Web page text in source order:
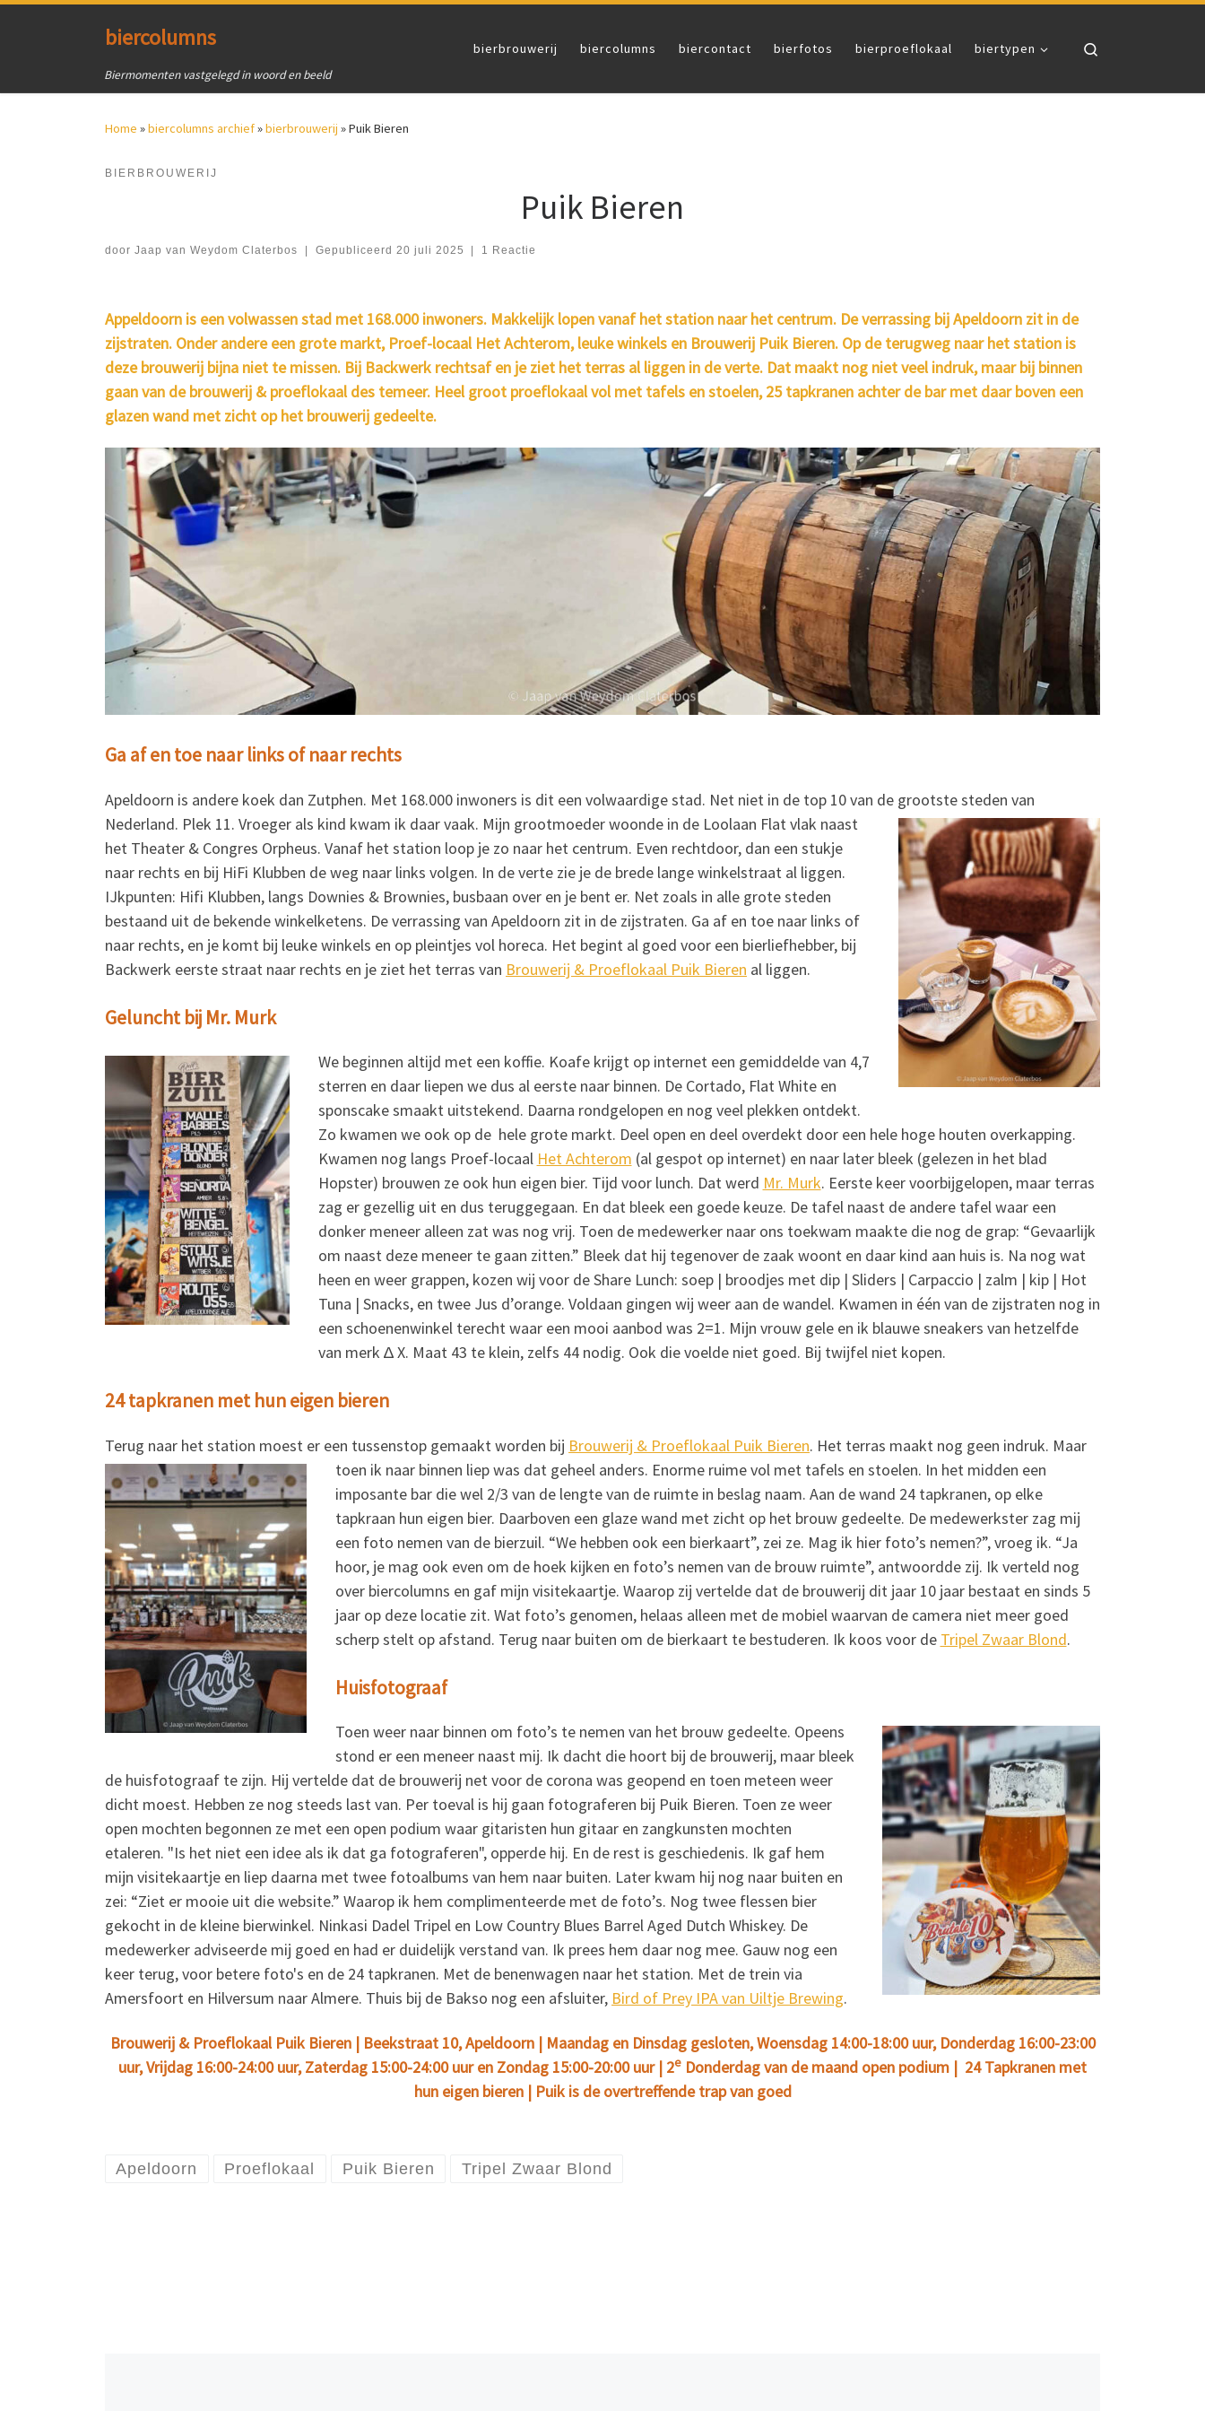
biercolumns
Biermomenten vastgelegd in woord en beeld
bierbrouwerij biercolumns biercontact bierfotos bierproeflokaal biertypen
Home »biercolumns archief»bierbrouwerij »Puik Bieren
BIERBROUWERIJ
Puik Bieren
door Jaap van Weydom Claterbos Gepubliceerd 20 juli 2025 1 Reactie
Appeldoorn is een volwassen stad met 168.000 inwoners. Makkelijk lopen vanaf het station naar het centrum. De verrassing bij Apeldoorn zit in de
zijstraten. Onder andere een grote markt, Proef-locaal Het Achterom, leuke winkels en Brouwerij Puik Bieren. Op de terugweg naar het station is
deze brouwerij bijna niet te missen. Bij Backwerk rechtsaf en je ziet het terras al liggen in de verte. Dat maakt nog niet veel indruk, maar bij binnen
gaan van de brouwerij & proeflokaal des temeer. Heel groot proeflokaal vol met tafels en stoelen, 25 tapkranen achter de bar met daar boven een
glazen wand met zicht op het brouwerij gedeelte.
Ga af en toe naar links of naar rechts
Apeldoorn is andere koek dan Zutphen. Met 168.000 inwoners is dit een volwaardige stad. Net niet in de top 10 van de grootste steden van
Nederland. Plek 11. Vroeger als kind kwam ik daar vaak. Mijn grootmoeder woonde in de Loolaan Flat vlak naast
het Theater & Congres Orpheus. Vanaf het station loop je zo naar het centrum. Even rechtdoor, dan een stukje
naar rechts en bij HiFi Klubben de weg naar links volgen. In de verte zie je de brede lange winkelstraat al liggen.
IJkpunten: Hifi Klubben, langs Downies & Brownies, busbaan over en je bent er. Net zoals in alle grote steden
bestaand uit de bekende winkelketens. De verrassing van Apeldoorn zit in de zijstraten. Ga af en toe naar links of
naar rechts, en je komt bij leuke winkels en op pleintjes vol horeca. Het begint al goed voor een bierliefhebber, bij
Backwerk eerste straat naar rechts en je ziet het terras van Brouwerij & Proeflokaal Puik Bieren al liggen.
Geluncht bij Mr. Murk
We beginnen altijd met een koffie. Koafe krijgt op internet een gemiddelde van 4,7
sterren en daar liepen we dus al eerste naar binnen. De Cortado, Flat White en
sponscake smaakt uitstekend. Daarna rondgelopen en nog veel plekken ontdekt.
Zo kwamen we ook op de hele grote markt. Deel open en deel overdekt door een hele hoge houten overkapping.
Kwamen nog langs Proef-locaal Het Achterom (al gespot op internet) en naar later bleek (gelezen in het blad
Hopster) brouwen ze ook hun eigen bier. Tijd voor lunch. Dat werd Mr. Murk. Eerste keer voorbijgelopen, maar terras
zag er gezellig uit en dus teruggegaan. En dat bleek een goede keuze. De tafel naast de andere tafel waar een
donker meneer alleen zat was nog vrij. Toen de medewerker naar ons toekwam maakte die nog de grap: “Gevaarlijk
om naast deze meneer te gaan zitten.” Bleek dat hij tegenover de zaak woont en daar kind aan huis is. Na nog wat
heen en weer grappen, kozen wij voor de Share Lunch: soep | broodjes met dip | Sliders | Carpaccio | zalm | kip | Hot
Tuna | Snacks, en twee Jus d’orange. Voldaan gingen wij weer aan de wandel. Kwamen in één van de zijstraten nog in
een schoenenwinkel terecht waar een mooi aanbod was 2=1. Mijn vrouw gele en ik blauwe sneakers van hetzelfde
van merk ∆ X. Maat 43 te klein, zelfs 44 nodig. Ook die voelde niet goed. Bij twijfel niet kopen.
24 tapkranen met hun eigen bieren
Terug naar het station moest er een tussenstop gemaakt worden bij Brouwerij & Proeflokaal Puik Bieren. Het terras maakt nog geen indruk. Maar
toen ik naar binnen liep was dat geheel anders. Enorme ruime vol met tafels en stoelen. In het midden een
imposante bar die wel 2/3 van de lengte van de ruimte in beslag naam. Aan de wand 24 tapkranen, op elke
tapkraan hun eigen bier. Daarboven een glaze wand met zicht op het brouw gedeelte. De medewerkster zag mij
een foto nemen van de bierzuil. “We hebben ook een bierkaart”, zei ze. Mag ik hier foto’s nemen?”, vroeg ik. “Ja
hoor, je mag ook even om de hoek kijken en foto’s nemen van de brouw ruimte”, antwoordde zij. Ik verteld nog
over biercolumns en gaf mijn visitekaartje. Waarop zij vertelde dat de brouwerij dit jaar 10 jaar bestaat en sinds 5
jaar op deze locatie zit. Wat foto’s genomen, helaas alleen met de mobiel waarvan de camera niet meer goed
scherp stelt op afstand. Terug naar buiten om de bierkaart te bestuderen. Ik koos voor de Tripel Zwaar Blond.
Huisfotograaf
Toen weer naar binnen om foto’s te nemen van het brouw gedeelte. Opeens
stond er een meneer naast mij. Ik dacht die hoort bij de brouwerij, maar bleek
de huisfotograaf te zijn. Hij vertelde dat de brouwerij net voor de corona was geopend en toen meteen weer
dicht moest. Hebben ze nog steeds last van. Per toeval is hij gaan fotograferen bij Puik Bieren. Toen ze weer
open mochten begonnen ze met een open podium waar gitaristen hun gitaar en zangkunsten mochten
etaleren. "Is het niet een idee als ik dat ga fotograferen", opperde hij. En de rest is geschiedenis. Ik gaf hem
mijn visitekaartje en liep daarna met twee fotoalbums van hem naar buiten. Later kwam hij nog naar buiten en
zei: “Ziet er mooie uit die website.” Waarop ik hem complimenteerde met de foto’s. Nog twee flessen bier
gekocht in de kleine bierwinkel. Ninkasi Dadel Tripel en Low Country Blues Barrel Aged Dutch Whiskey. De
medewerker adviseerde mij goed en had er duidelijk verstand van. Ik prees hem daar nog mee. Gauw nog een
keer terug, voor betere foto's en de 24 tapkranen. Met de benenwagen naar het station. Met de trein via
Amersfoort en Hilversum naar Almere. Thuis bij de Bakso nog een afsluiter, Bird of Prey IPA van Uiltje Brewing.
Brouwerij & Proeflokaal Puik Bieren | Beekstraat 10, Apeldoorn | Maandag en Dinsdag gesloten, Woensdag 14:00-18:00 uur, Donderdag 16:00-23:00
uur, Vrijdag 16:00-24:00 uur, Zaterdag 15:00-24:00 uur en Zondag 15:00-20:00 uur | 2e Donderdag van de maand open podium | 24 Tapkranen met
hun eigen bieren | Puik is de overtreffende trap van goed
Apeldoorn Proeflokaal Puik Bieren Tripel Zwaar Blond